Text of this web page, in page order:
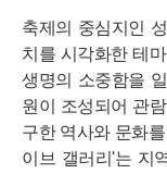
축제의 중심지인
치를 시각화한 테
생명의 소중함을
원이 조성되어 관
구한 역사와 문화
이브 갤러리'는 지